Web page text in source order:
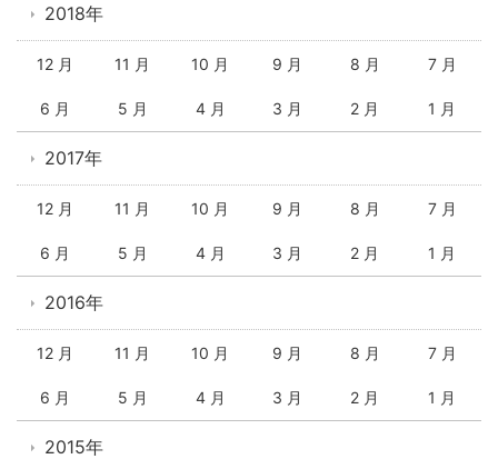
2018年
12 月 11 月 10 月 9 月 8 月 7 月
6 月 5 月 4 月 3 月 2 月 1 月
2017年
12 月 11 月 10 月 9 月 8 月 7 月
6 月 5 月 4 月 3 月 2 月 1 月
2016年
12 月 11 月 10 月 9 月 8 月 7 月
6 月 5 月 4 月 3 月 2 月 1 月
2015年